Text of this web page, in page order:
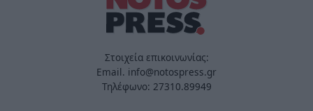
Στοιχεία επικοινωνίας:
Email. info@notospress.gr
Τηλέφωνο: 27310.89949